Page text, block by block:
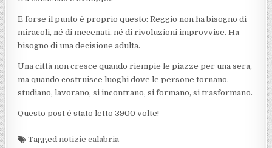
E forse il punto è proprio questo: Reggio non ha bisogno di
miracoli, né di mecenati, né di rivoluzioni improvvise. Ha
bisogno di una decisione adulta.
Una città non cresce quando riempie le piazze per una sera,
ma quando costruisce luoghi dove le persone tornano,
studiano, lavorano, si incontrano, si formano, si trasformano.
Questo post é stato letto 3900 volte!
Taggednotizie calabria